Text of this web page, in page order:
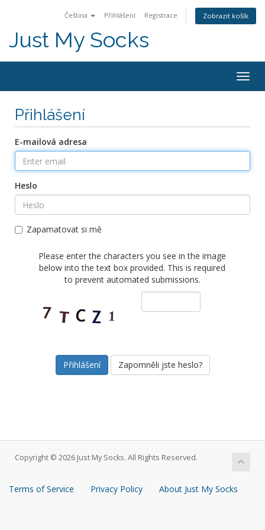
Čeština Přihlášení Registrace Zobrazit košík
Just My Socks
Přihlášení
E-mailová adresa
Heslo
Zapamatovat si mě
Please enter the characters you see in the image
below into the text box provided. This is required
to prevent automated submissions.
Zapomněli jste heslo?
Copyright © 2026 Just My Socks. All Rights Reserved.
Terms of Service Privacy Policy About Just My Socks